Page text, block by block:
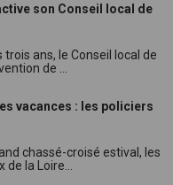
son Conseil local de
trois ans, le Conseil local de
de ...
vacances : les policiers
chassé-croisé estival, les
la Loire...